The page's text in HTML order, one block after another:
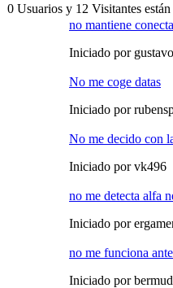
0 Usuarios y 12 Visitantes
no mantiene
Iniciado por
No me coge datas
Iniciado por
No me decido con
Iniciado por vk496
no me detecta alfa
Iniciado por
no me funciona
Iniciado por